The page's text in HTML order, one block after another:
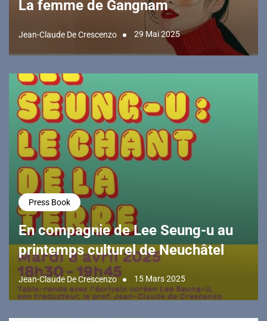
La femme de Gangnam
Jean-Claude De Crescenzo 29 Mai 2025
Press Book
En compagnie de Lee Seung-u au
printemps culturel de Neuchâtel
Jean-Claude De Crescenzo 15 Mars 2025